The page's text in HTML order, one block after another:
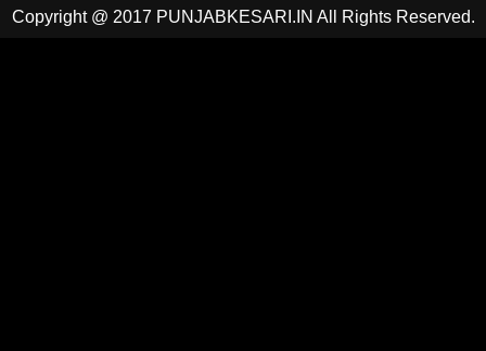
Copyright @ 2017 PUNJABKESARI.IN All Rights Reserved.